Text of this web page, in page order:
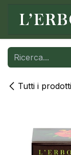
Tutti i prodotti